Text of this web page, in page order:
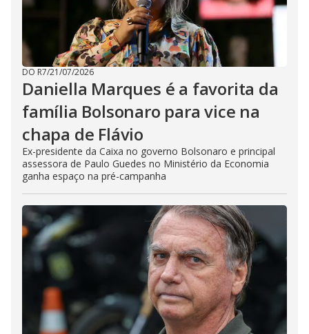
DO R7/21/07/2026
Daniella Marques é a favorita da
família Bolsonaro para vice na
chapa de Flávio
Ex-presidente da Caixa no governo Bolsonaro e principal
assessora de Paulo Guedes no Ministério da Economia
ganha espaço na pré-campanha